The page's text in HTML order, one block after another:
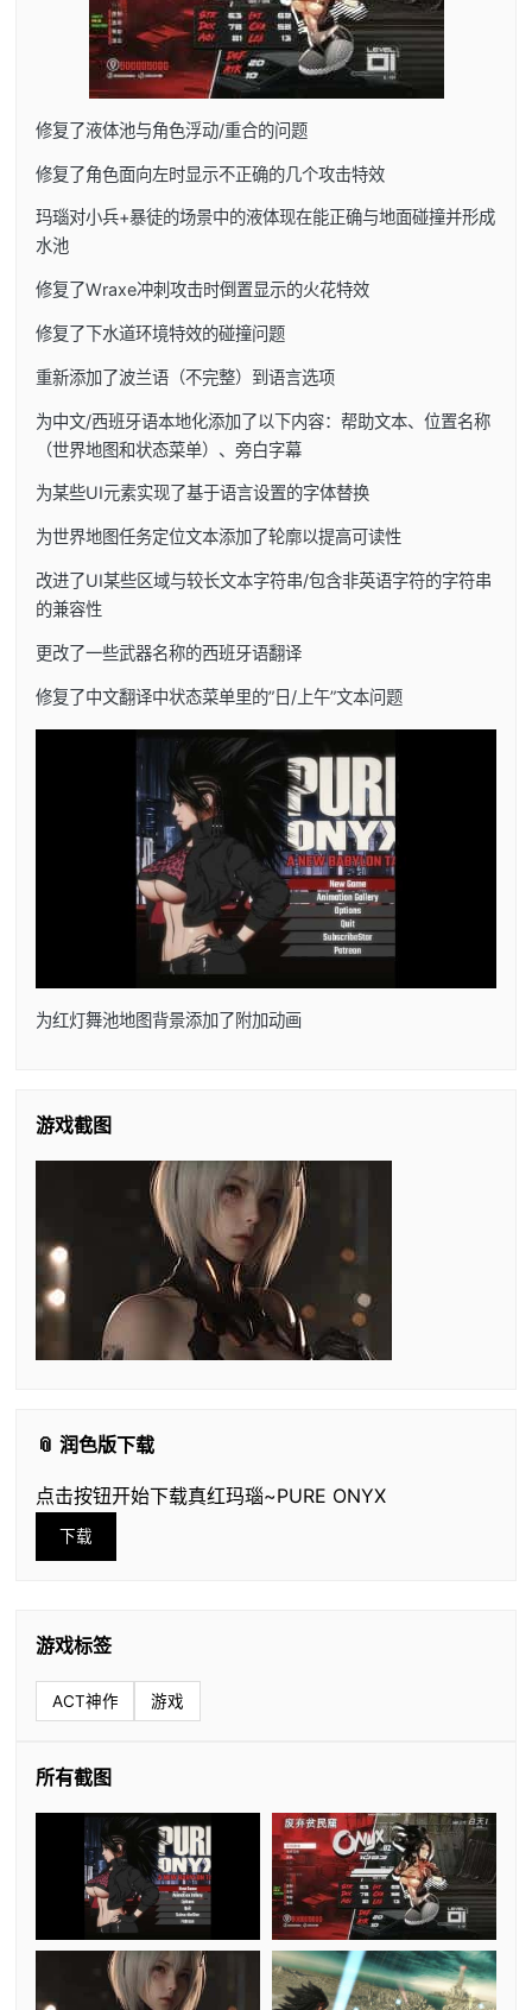
修复了液体池与角色浮动/重合的问题
修复了角色面向左时显示不正确的几个攻击特效
玛瑙对小兵+暴徒的场景中的液体现在能正确与地面碰撞并形成
水池
修复了Wraxe冲刺攻击时倒置显示的火花特效
修复了下水道环境特效的碰撞问题
重新添加了波兰语（不完整）到语言选项
为中文/西班牙语本地化添加了以下内容：帮助文本、位置名称
（世界地图和状态菜单）、旁白字幕
为某些UI元素实现了基于语言设置的字体替换
为世界地图任务定位文本添加了轮廓以提高可读性
改进了UI某些区域与较长文本字符串/包含非英语字符的字符串
的兼容性
更改了一些武器名称的西班牙语翻译
修复了中文翻译中状态菜单里的”日/上午”文本问题
为红灯舞池地图背景添加了附加动画
游戏截图
📎 润色版下载
点击按钮开始下载真红玛瑙~PURE ONYX
下载
游戏标签
ACT神作 游戏
所有截图